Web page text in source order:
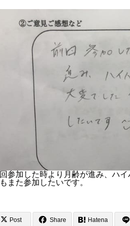
参加した時より月齢が進み、ハ
また参加したいです。
Post Share Hatena